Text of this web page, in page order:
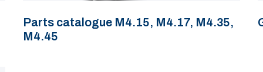
Parts catalogue M4.15, M4.17, M4.35,
M4.45